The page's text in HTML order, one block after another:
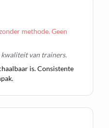
methode. Geen
van trainers.
is. Consistente